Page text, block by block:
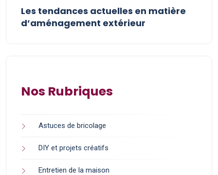
Les tendances actuelles en matière
d’aménagement extérieur
Nos Rubriques
Astuces de bricolage
DIY et projets créatifs
Entretien de la maison